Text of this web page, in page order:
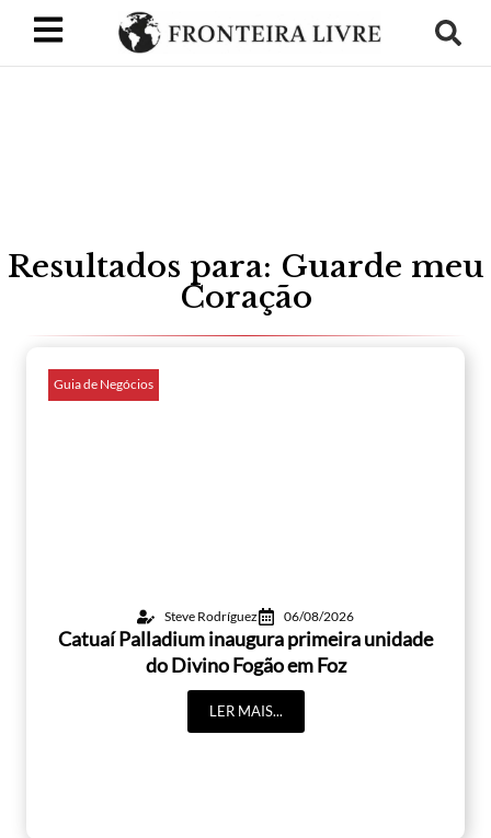
Resultados para: Guarde meu
Coração
Guia de Negócios
Steve Rodríguez 06/08/2026
Catuaí Palladium inaugura primeira unidade
do Divino Fogão em Foz
LER MAIS...